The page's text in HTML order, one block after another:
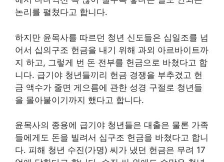
논리를 펼쳤다고 합니다.
하지만 윤목사를 따르던 청년 신도들은 십일조를 넘
어서 십의구조 헌금을 내기 위해 과외 아르바이트까
지 하고, 그렇게 번 돈 전부를 헌금으로 바쳤다고 합
니다. 급기야 청년들끼리 헌금 경쟁을 부추겼고 헌
금 액수가 줄면 게으름에 관한 성경 구절로 청년들
을 몰아붙이기까지 했다고 합니다.
윤목사의 종용에 급기야 청년들은 대출은 물론 가족
들에게도 돈을 빌려서 십구조 헌금을 바쳤다고 합니
다. 피해 청년 수진(가명) 씨가 냈던 헌금은 무려 17